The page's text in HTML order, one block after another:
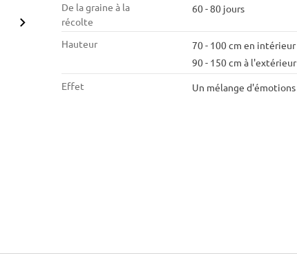
De la graine à la
récolte
60 - 80 jours
Hauteur
70 - 100 cm en intérieur
90 - 150 cm à l'extérieur
Effet
Un mélange d'émotions